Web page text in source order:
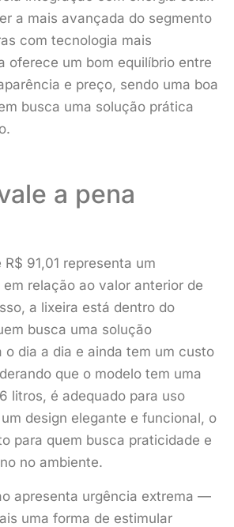
a mais avançada do segmento
com tecnologia mais
oferece um bom equilíbrio entre
e preço, sendo uma boa
busca uma solução prática
a pena
91,01 representa um
relação ao valor anterior de
a lixeira está dentro do
busca uma solução
o dia a dia e ainda tem um custo
que o modelo tem uma
litros, é adequado para uso
design elegante e funcional, o
para quem busca praticidade e
no ambiente.
apresenta urgência extrema —
uma forma de estimular